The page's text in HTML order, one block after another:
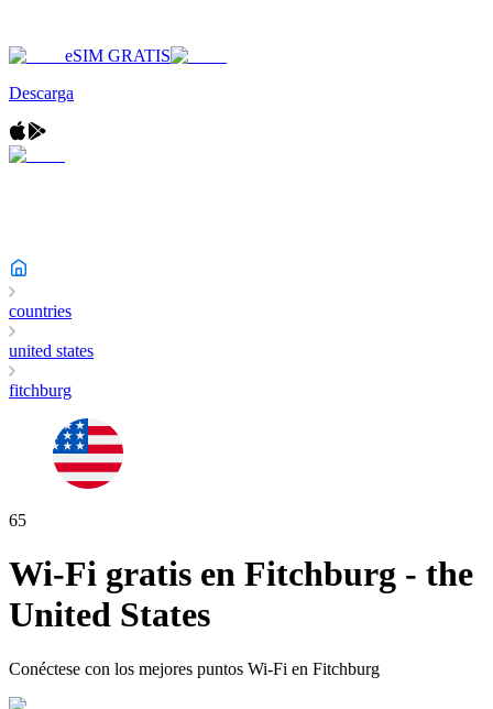
eSIM GRATIS
Descarga
countries
united states
fitchburg
65
Wi-Fi gratis en Fitchburg - the
United States
Conéctese con los mejores puntos Wi-Fi en Fitchburg